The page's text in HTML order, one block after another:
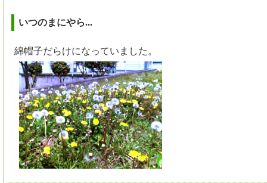
いつのまにやら...
綿帽子だらけになっていました。